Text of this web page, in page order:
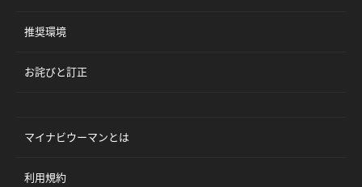
推奨環境
お詫びと訂正
マイナビウーマンとは
利用規約